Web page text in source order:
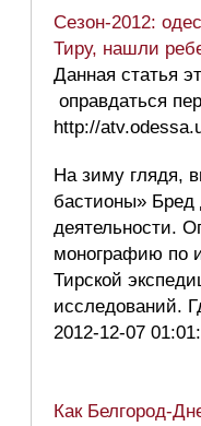
Сезон-2012:
Тиру, нашли
Данная статья
оправдаться
http://
На зиму глядя,
бастионы» Бред
деятельности.
монографию по
Тирской
исследований.
2012-12-07
Как Белгород-